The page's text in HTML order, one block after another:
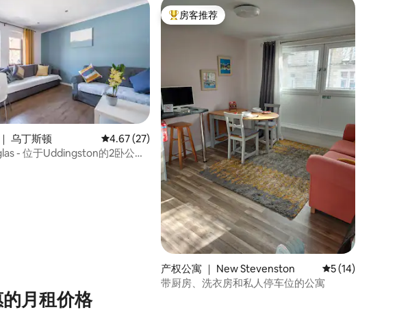
），共 280 条评价
乌丁斯顿 平均评分 4.67 分（满分 5 分），共 27 条评价
4.67 (27)
- 位于Uddingston的2卧公
热门「房客推荐」
房客推荐
产权公寓 ｜ New Stevenston 平均评分 5 分（满
5 (14)
带厨房、洗衣房和私人停车位的公寓
月租价格